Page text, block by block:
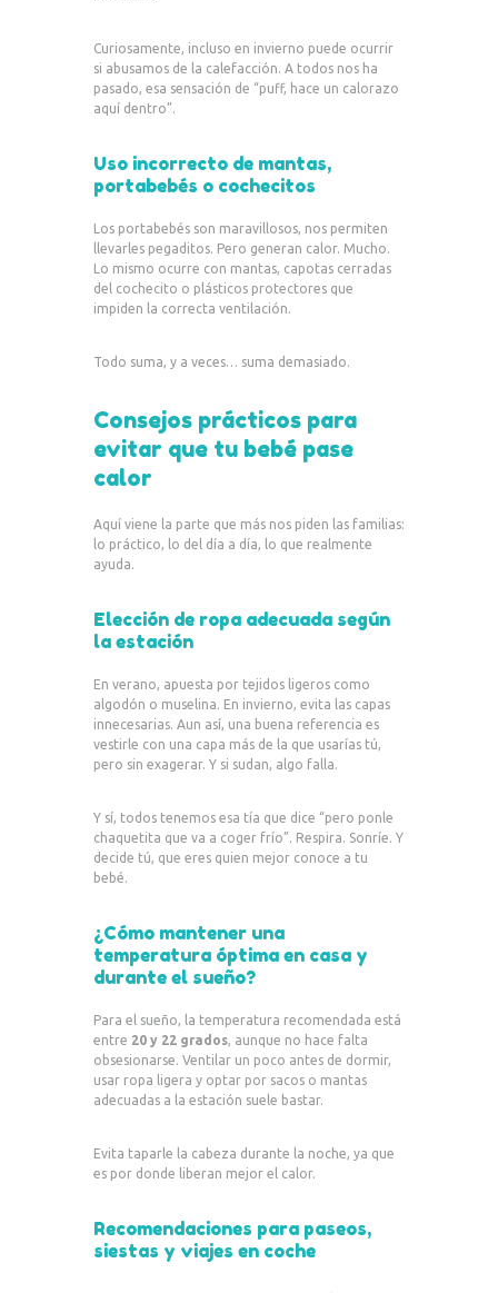
Curiosamente, incluso en invierno puede ocurrir
si abusamos de la calefacción. A todos nos ha
pasado, esa sensación de “puff, hace un calorazo
aquí dentro”.
Uso incorrecto de mantas,
portabebés o cochecitos
Los portabebés son maravillosos, nos permiten
llevarles pegaditos. Pero generan calor. Mucho.
Lo mismo ocurre con mantas, capotas cerradas
del cochecito o plásticos protectores que
impiden la correcta ventilación.
Todo suma, y a veces… suma demasiado.
Consejos prácticos para
evitar que tu bebé pase
calor
Aquí viene la parte que más nos piden las familias:
lo práctico, lo del día a día, lo que realmente
ayuda.
Elección de ropa adecuada según
la estación
En verano, apuesta por tejidos ligeros como
algodón o muselina. En invierno, evita las capas
innecesarias. Aun así, una buena referencia es
vestirle con una capa más de la que usarías tú,
pero sin exagerar. Y si sudan, algo falla.
Y sí, todos tenemos esa tía que dice “pero ponle
chaquetita que va a coger frío”. Respira. Sonríe. Y
decide tú, que eres quien mejor conoce a tu
bebé.
¿Cómo mantener una
temperatura óptima en casa y
durante el sueño?
Para el sueño, la temperatura recomendada está
entre 20 y 22 grados, aunque no hace falta
obsesionarse. Ventilar un poco antes de dormir,
usar ropa ligera y optar por sacos o mantas
adecuadas a la estación suele bastar.
Evita taparle la cabeza durante la noche, ya que
es por donde liberan mejor el calor.
Recomendaciones para paseos,
siestas y viajes en coche